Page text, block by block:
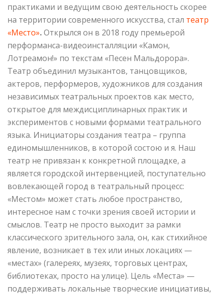
практиками и ведущим свою деятельность скорее
на территории современного искусства, стал театр
«Место».Открылся он в 2018 году премьерой
перформанса-видеоинсталляции «Камон,
Лотреамон!» по текстам «Песен Мальдорора».
Театр объединил музыкантов, танцовщиков,
актеров, перформеров, художников для создания
независимых театральных проектов как место,
открытое для междисциплинарных практик и
экспериментов с новыми формами театрального
языка. Инициаторы создания театра – группа
единомышленников, в которой состою и я. Наш
театр не привязан к конкретной площадке, а
является городской интервенцией, поступательно
вовлекающей город в театральный процесс:
«Местом» может стать любое пространство,
интересное нам с точки зрения своей истории и
смыслов. Театр не просто выходит за рамки
классического зрительного зала, он, как стихийное
явление, возникает в тех или иных локациях —
«местах» (галереях, музеях, торговых центрах,
библиотеках, просто на улице). Цель «Места» —
поддерживать локальные творческие инициативы,